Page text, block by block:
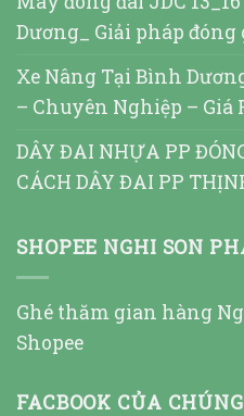
Dương_ Giải pháp đóng
Xe Nâng Tại Bình
– Chuyên Nghiệp – Giá
DÂY ĐAI NHỰA PP
CÁCH DÂY ĐAI PP
SHOPEE NGHI SON
Ghé thăm gian hàng
Shopee
FACBOOK CỦA